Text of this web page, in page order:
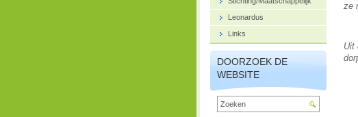
ze
Uit
Leonardus
Links
DOORZOEK DE
WEBSITE